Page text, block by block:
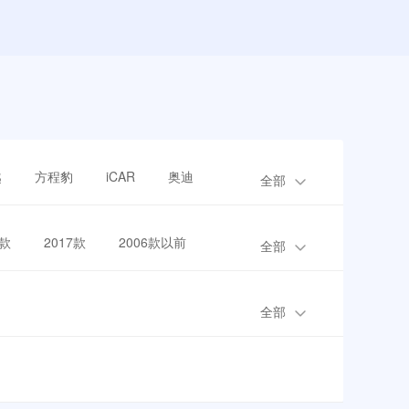
方程豹 iCAR 奥迪 全部
2017款 2006款以前 全部
全部